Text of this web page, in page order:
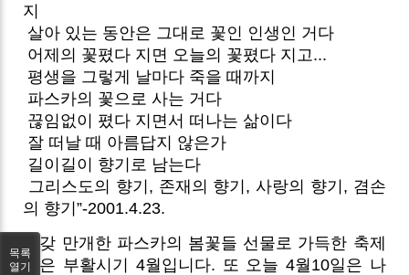
지
살아 있는 동안은 그대로 꽃인 인생인 거다
어제의 꽃폈다 지면 오늘의 꽃폈다 지고...
평생을 그렇게 날마다 죽을 때까지
파스카의 꽃으로 사는 거다
끊임없이 폈다 지면서 떠나는 삶이다
잘 떠날 때 아름답지 않은가
길이길이 향기로 남는다
그리스도의 향기, 존재의 향기, 사랑의 향기, 겸손
의 향기”-2001.4.23.
온갖 만개한 파스카의 봄꽃들 선물로 가득한 축제
같은 부활시기 4월입니다. 또 오늘 4월10일은 나
목록
열기